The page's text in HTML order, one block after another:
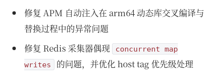
修复 APM 自动注入在 arm64 动态库交叉编译与
替换过程中的异常问题
修复 Redis 采集器偶现
concurrent map
writes 的问题，并优化 host tag 优先级处理